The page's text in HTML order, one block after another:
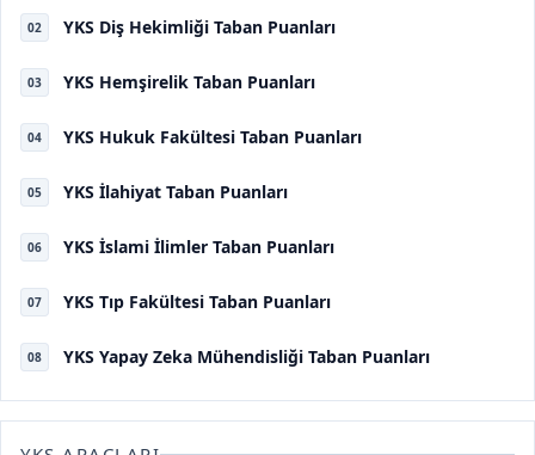
02 YKS Diş Hekimliği Taban Puanları
03 YKS Hemşirelik Taban Puanları
04 YKS Hukuk Fakültesi Taban Puanları
05 YKS İlahiyat Taban Puanları
06 YKS İslami İlimler Taban Puanları
07 YKS Tıp Fakültesi Taban Puanları
08 YKS Yapay Zeka Mühendisliği Taban Puanları